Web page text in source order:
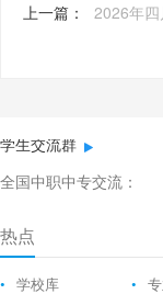
上一篇： 2026年
学生交流群
全国中职中专交流：
热点
• 学校库 •